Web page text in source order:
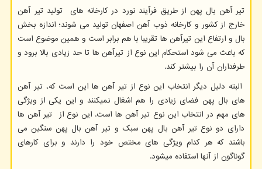
تیر آهن بال پهن از طریق فرآیند نورد در کارخانه های تولید تیر آهن
خارج از کشور و کارخانه ذوب آهن اصفهان تولید می شوند؛ اندازه بخش
بال و ارتفاع این تیرآهن ها تقریبا با هم برابر است و همین موضوع است
که باعث می شود استحکام این نوع از تیرآهن ها تا حد زیادی بالا برود و
طرفداران آن را بیشتر کند.
البته دلیل دیگر انتخاب این نوع از تیر آهن ها این است که، تیر آهن
های بال پهن فضای زیادی را هم اشغال نمیکنند و این یکی از ویژگی
های مهم در انتخاب این نوع تیر آهن ها است. این نوع از تیر آهن ها
دارای دو نوع تیر آهن بال پهن سبک و تیر آهن بال پهن سنگین می
باشند که هر کدام ویژگی های مختص خود را دارند و برای کارهای
گوناگون از آنها استفاده میشود.